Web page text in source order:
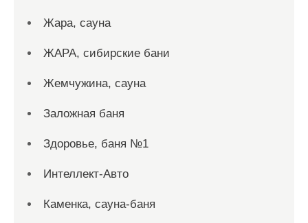
Жара, сауна
ЖАРА, сибирские бани
Жемчужина, сауна
Заложная баня
Здоровье, баня №1
Интеллект-Авто
Каменка, сауна-баня